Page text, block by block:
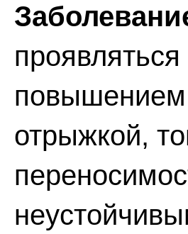
повышением
отрыжкой,